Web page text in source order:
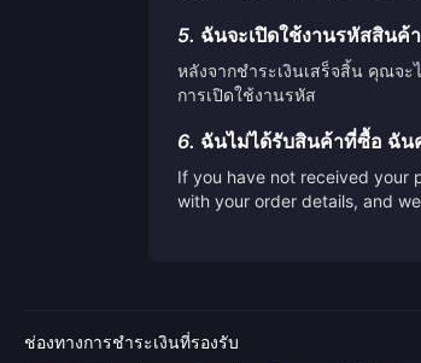
5. ฉันจะเปิดใช้งานรหัสสินค้
หลังจากชำระเงินเสร็จสิ้น คุณจ
การเปิดใช้งานรหัส
6. ฉันไม่ได้รับสินค้าที่ซื้อ ฉัน
If you have not received your
with your order details, and
ช่องทางการชำระเงินที่รองรับ